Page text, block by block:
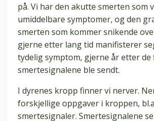
på. Vi har den akutte smerten som
umiddelbare symptomer, og den
smerten som kommer snikende
gjerne etter lang tid manifisterer
tydelig symptom, gjerne år etter de
smertesignalene ble sendt.
I dyrenes kropp finner vi nerver.
forskjellige oppgaver i kroppen,
smertesignaler. Smertesignalene